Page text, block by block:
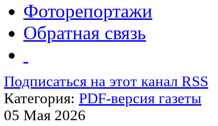
Фоторепортажи
Обратная связь
Подписаться на этот канал RSS
Категория: PDF-версия газеты
05 Мая 2026